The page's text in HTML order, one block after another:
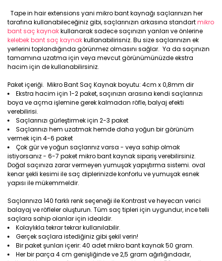
Tape in hair extensions yani mikro bant kaynağı saçlarınızın her
tarafına kullanabileceğiniz gibi, saçlarınızın arkasına standartmikro
bant saç kaynakkullanarak sadece saçınızın yanları ve önlerine
kelebek bant saç kaynakkullanabilirisniz. Bu size saçlarınızın ek
yerlerini toplandığında görünmez olmasını sağlar. Ya da saçınızın
tamamına uzatma için veya mevcut görünümünüzde ekstra
hacim için de kullanabilirsiniz.
Paket içeriği. Mikro Bant Saç Kaynak boyutu: 4cm x 0,8mm dir
Ekstra hacim için 1-2 paket, saçınızın arasına kendi saçlarınızı
boya ve açma işlemine gerek kalmadan röfle, balyaj efekti
verebilirisi.
Saçlarınızı gürleştirmek için 2-3 paket
Saçlarınızı hem uzatmak hemde daha yoğun bir görünüm
vermek için 4-6 paket
Çok gür ve yoğun saçlarınız varsa - veya sahip olmak
istiyorsanız - 6-7 paket mikro bant kaynak sipariş verebilirsiniz.
Doğal saçınıza zarar vermeyen yumuşak yapıştırma sistemi. oval
kenar şekli kesimi ile saç diplerinizde konforlu ve yumuşak esnek
yapısı ile mükemmeldir.
Saçlarınıza 140 farklı renk seçeneği ile Kontrast ve heyecan verici
balayaj ve röfleler oluşturun. Tüm saç tipleri için uygundur, ince telli
saçlara sahip olanlar için idealdir.
Kolaylıkla tekrar tekrar kullanılabilir.
Gerçek saçlara istediğiniz gibi şekil verin!
Bir paket şunları içerir: 40 adet mikro bant kaynak 50 gram.
Her bir parça 4 cm genişliğinde ve 2,5 gram ağırlığındadır,